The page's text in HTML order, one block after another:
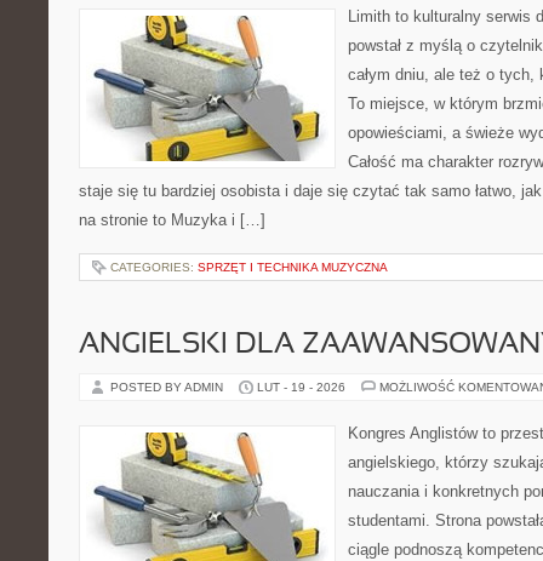
Limith to kulturalny serwis
powstał z myślą o
całym dniu, ale też o
To miejsce, w którym
opowieściami, a świeże
Całość ma charakter
staje się tu bardziej osobista i daje się czytać tak samo łatwo,
na stronie to Muzyka i […]
CATEGORIES: SPRZĘT I TECHNIKA MUZYCZNA
ANGIELSKI DLA
POSTED BY ADMIN LUT - 19 - 2026 MOŻLIWOŚĆ
Kongres Anglistów to
angielskiego, którzy
nauczania i konkretnych
studentami. Strona
ciągle podnoszą